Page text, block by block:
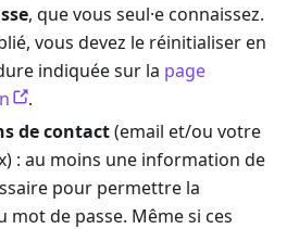
, que vous seul·e connaissez.
vous devez le réinitialiser en
indiquée sur la page
.
de contact(email et/ou votre
: au moins une information de
pour permettre la
mot de passe. Même si ces